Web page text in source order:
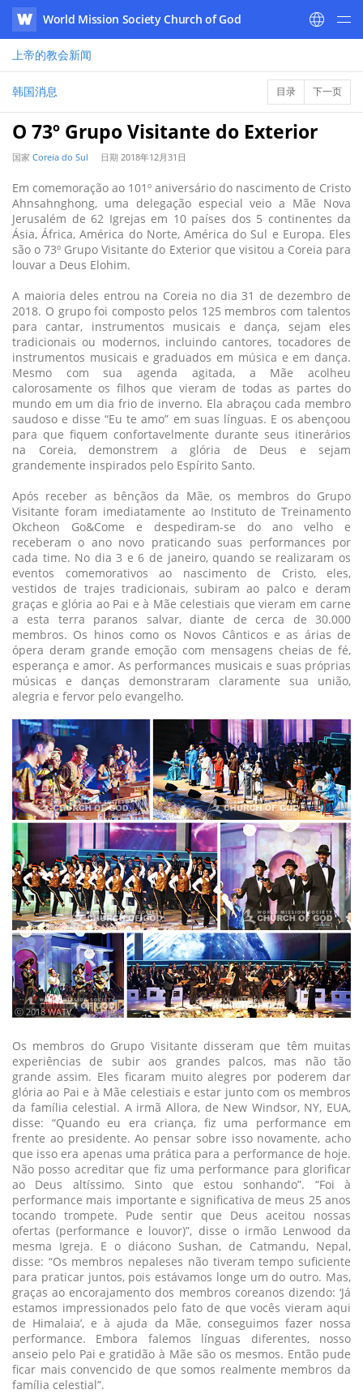
WATV
World Mission Society Church of God
上帝的教会新闻
韩国消息 目录 下一页
O 73º Grupo Visitante do Exterior
国家 Coreia do Sul 日期 2018年12月31日
Em comemoração ao 101º aniversário do nascimento de Cristo
Ahnsahnghong, uma delegação especial veio a Mãe Nova
Jerusalém de 62 Igrejas em 10 países dos 5 continentes da
Ásia, África, América do Norte, América do Sul e Europa. Eles
são o 73º Grupo Visitante do Exterior que visitou a Coreia para
louvar a Deus Elohim.
A maioria deles entrou na Coreia no dia 31 de dezembro de
2018. O grupo foi composto pelos 125 membros com talentos
para cantar, instrumentos musicais e dança, sejam eles
tradicionais ou modernos, incluindo cantores, tocadores de
instrumentos musicais e graduados em música e em dança.
Mesmo com sua agenda agitada, a Mãe acolheu
calorosamente os filhos que vieram de todas as partes do
mundo em um dia frio de inverno. Ela abraçou cada membro
saudoso e disse “Eu te amo” em suas línguas. E os abençoou
para que fiquem confortavelmente durante seus itinerários
na Coreia, demonstrem a glória de Deus e sejam
grandemente inspirados pelo Espírito Santo.
Após receber as bênçãos da Mãe, os membros do Grupo
Visitante foram imediatamente ao Instituto de Treinamento
Okcheon Go&Come e despediram-se do ano velho e
receberam o ano novo praticando suas performances por
cada time. No dia 3 e 6 de janeiro, quando se realizaram os
eventos comemorativos ao nascimento de Cristo, eles,
vestidos de trajes tradicionais, subiram ao palco e deram
graças e glória ao Pai e à Mãe celestiais que vieram em carne
a esta terra paranos salvar, diante de cerca de 30.000
membros. Os hinos como os Novos Cânticos e as árias de
ópera deram grande emoção com mensagens cheias de fé,
esperança e amor. As performances musicais e suas próprias
músicas e danças demonstraram claramente sua união,
alegria e fervor pelo evangelho.
ⓒ 2018 WATV
Os membros do Grupo Visitante disseram que têm muitas
experiências de subir aos grandes palcos, mas não tão
grande assim. Eles ficaram muito alegres por poderem dar
glória ao Pai e à Mãe celestiais e estar junto com os membros
da família celestial. A irmã Allora, de New Windsor, NY, EUA,
disse: “Quando eu era criança, fiz uma performance em
frente ao presidente. Ao pensar sobre isso novamente, acho
que isso era apenas uma prática para a performance de hoje.
Não posso acreditar que fiz uma performance para glorificar
ao Deus altíssimo. Sinto que estou sonhando”. “Foi à
performance mais importante e significativa de meus 25 anos
tocando trompete. Pude sentir que Deus aceitou nossas
ofertas (performance e louvor)”, disse o irmão Lenwood da
mesma Igreja. E o diácono Sushan, de Catmandu, Nepal,
disse: “Os membros nepaleses não tiveram tempo suficiente
para praticar juntos, pois estávamos longe um do outro. Mas,
graças ao encorajamento dos membros coreanos dizendo: ‘Já
estamos impressionados pelo fato de que vocês vieram aqui
de Himalaia’, e à ajuda da Mãe, conseguimos fazer nossa
performance. Embora falemos línguas diferentes, nosso
anseio pelo Pai e gratidão à Mãe são os mesmos. Então pude
ficar mais convencido de que somos realmente membros da
família celestial”.